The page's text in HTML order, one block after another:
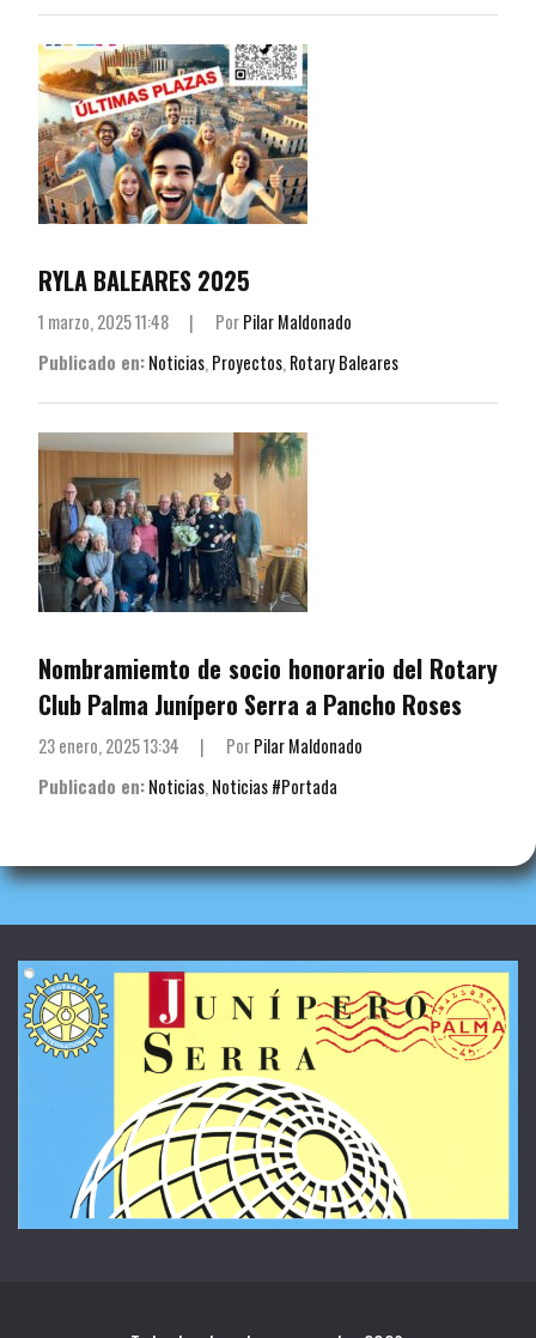
RYLA BALEARES 2025
1 marzo, 2025 11:48 | PorPilar Maldonado
Publicado en:Noticias, Proyectos, Rotary Baleares
Nombramiemto de socio honorario del Rotary
Club Palma Junípero Serra a Pancho Roses
23 enero, 2025 13:34 | PorPilar Maldonado
Publicado en:Noticias,Noticias #Portada